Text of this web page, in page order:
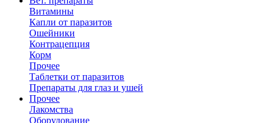
Витамины
Капли от паразитов
Ошейники
Контрацепция
Корм
Прочее
Таблетки от паразитов
Препараты для глаз и ушей
Прочее
Лакомства
Оборудование